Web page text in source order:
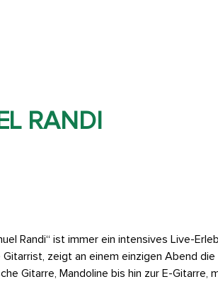
RANDI
Randi“ ist immer ein intensives Live-
zeigt an einem einzigen Abend
Gitarre, Mandoline bis hin zur E-Gitarre,